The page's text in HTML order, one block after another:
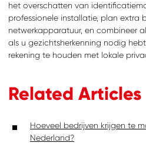
het overschatten van
professionele installatie, plan extra
netwerkapparatuur, en combineer
als u gezichtsherkenning nodig
rekening te houden met lokale
Related Articles
Hoeveel bedrijven krijgen te
Nederland?